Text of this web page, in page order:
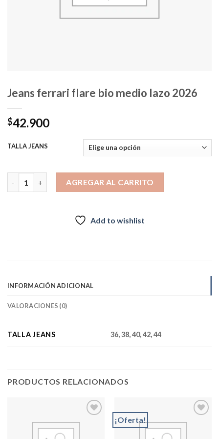
Jeans ferrari flare bio medio lazo 2026
$42.900
TALLA JEANS
AGREGAR AL CARRITO
Add to wishlist
INFORMACIÓN ADICIONAL
VALORACIONES (0)
TALLA JEANS 36, 38, 40, 42, 44
PRODUCTOS RELACIONADOS
¡Oferta!